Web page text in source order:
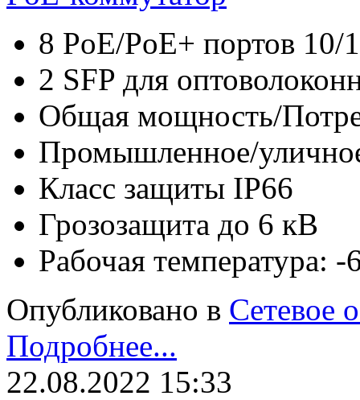
8 PoE/PoE+ портов
2 SFP для
Общая мощность/
Промышленное/
Класс защиты IP66
Грозозащита до 6 кВ
Рабочая температура:
Опубликовано в Сетевое
Подробнее...
22.08.2022 15:33